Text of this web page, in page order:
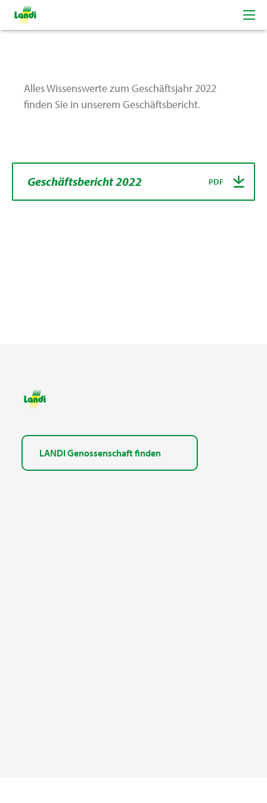
Geschäftsbericht 2022
Alles Wissenswerte zum Geschäftsjahr 2022
finden Sie in unserem Geschäftsbericht.
Geschäftsbericht 2022 PDF
LANDI Genossenschaft finden